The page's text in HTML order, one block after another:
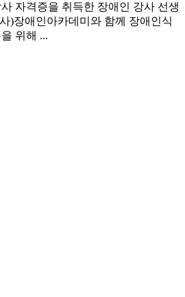
자격증을 취득한 장애인 강사 선생
)장애인아카데미와 함께 장애인식
위해 ...